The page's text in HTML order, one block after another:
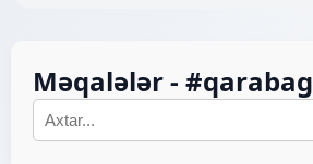
Məqalələr - #qarabag